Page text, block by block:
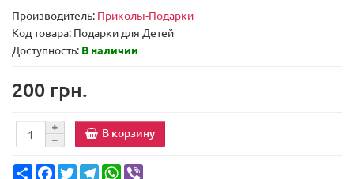
Производитель: Приколы-Подарки
Код товара: Подарки для Детей
Доступность: В наличии
200 грн.
В корзину
Share FacebookTwitterTelegramWhatsApp